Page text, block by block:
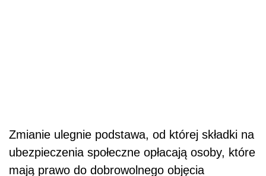
Zmianie ulegnie podstawa, od której składki na
ubezpieczenia społeczne opłacają osoby, które
mają prawo do dobrowolnego objęcia